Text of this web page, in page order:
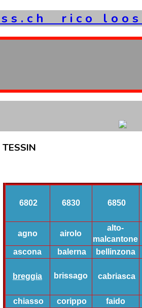
s s . c h r i c o l o o s
TESSIN
6802 6830 6850
agno airolo
alto-
malcantone
ascona balerna bellinzona
breggia brissago cabriasca
chiasso corippo faido